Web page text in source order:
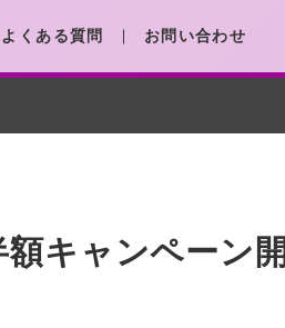
よくある質問 お問い合わせ
キャンペーン開